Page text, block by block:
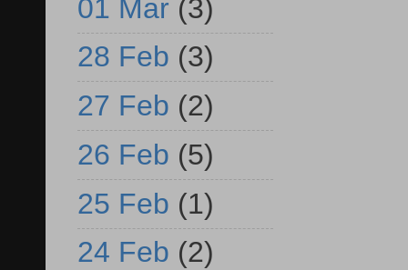
01 Mar (3)
28 Feb (3)
27 Feb (2)
26 Feb (5)
25 Feb (1)
24 Feb (2)